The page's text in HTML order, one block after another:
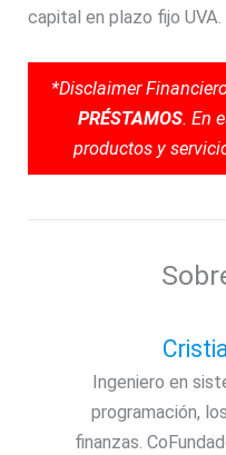
capital en plazo fijo UVA.
*Disclaimer
PRÉSTAMOS. En
productos y
Ingeniero en
programación,
finanzas.